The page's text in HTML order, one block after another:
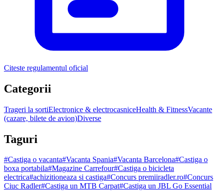
Citeste regulamentul oficial
Categorii
Trageri la sortiElectronice & electrocasniceHealth & FitnessVacante
(cazare, bilete de avion)Diverse
Taguri
#Castiga o vacanta#Vacanta Spania#Vacanta Barcelona#Castiga o
boxa portabila#Magazine Carrefour#Castiga o bicicleta
electrica#achizitioneaza si castiga#Concurs premiiradler.ro#Concurs
Ciuc Radler#Castiga un MTB Carpat#Castiga un JBL Go Essential